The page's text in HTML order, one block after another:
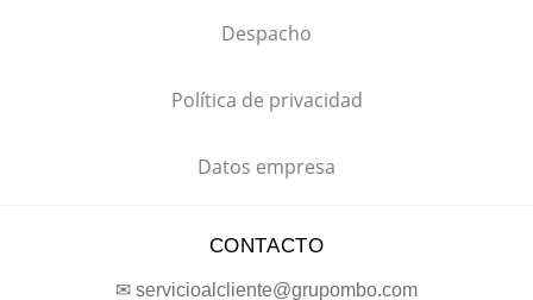
Despacho
Política de privacidad
Datos empresa
CONTACTO
✉ servicioalcliente@grupombo.com